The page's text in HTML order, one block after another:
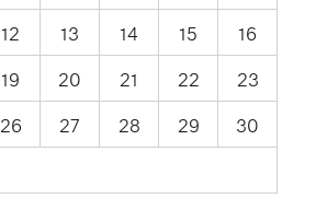
12 13 14 15
16
19 20 21 22
23
26 27 28 29
30